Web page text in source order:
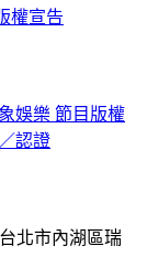
權宣告
娛樂 節目版權
認證
北市內湖區瑞